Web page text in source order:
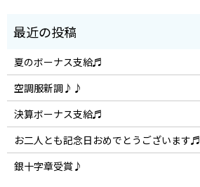
夏のボーナス支給♬
空調服新調♪♪
決算ボーナス支給♬
お二人とも記念日おめでとうございます♬
銀十字章受賞♪